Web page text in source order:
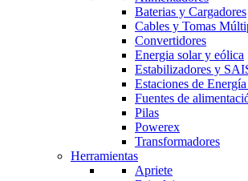
Baterias y Cargadores
Cables y Tomas
Convertidores
Energia solar y eólica
Estabilizadores y
Estaciones de
Fuentes de
Pilas
Powerex
Transformadores
Herramientas
Apriete